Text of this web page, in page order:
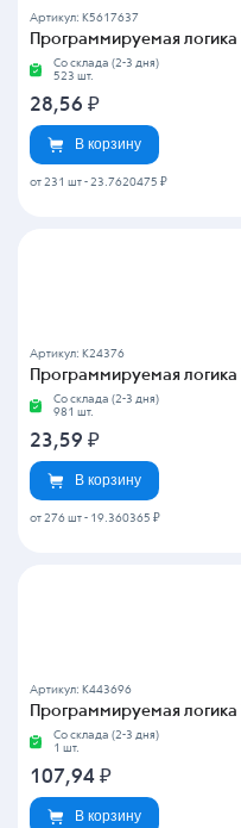
Артикул: K5617637
Программируемая логика
Со склада (2-3 дня)
523 шт.
28,56 ₽
В корзину
от 231 шт - 23.7620475 ₽
Артикул: K24376
Программируемая логика
Со склада (2-3 дня)
981 шт.
23,59 ₽
В корзину
от 276 шт - 19.360365 ₽
Артикул: K443696
Программируемая логика
Со склада (2-3 дня)
1 шт.
107,94 ₽
В корзину